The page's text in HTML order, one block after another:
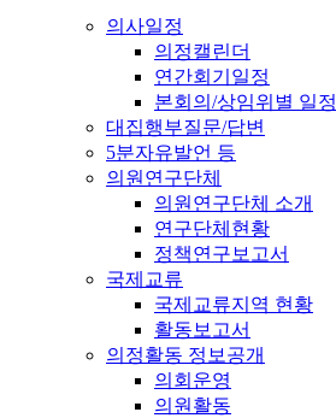
의사일정
의정캘린더
연간회기일정
본회의/상임위별 일정
대집행부질문/답변
5분자유발언 등
의원연구단체
의원연구단체 소개
연구단체현황
정책연구보고서
국제교류
국제교류지역 현황
활동보고서
의정활동 정보공개
의회운영
의원활동